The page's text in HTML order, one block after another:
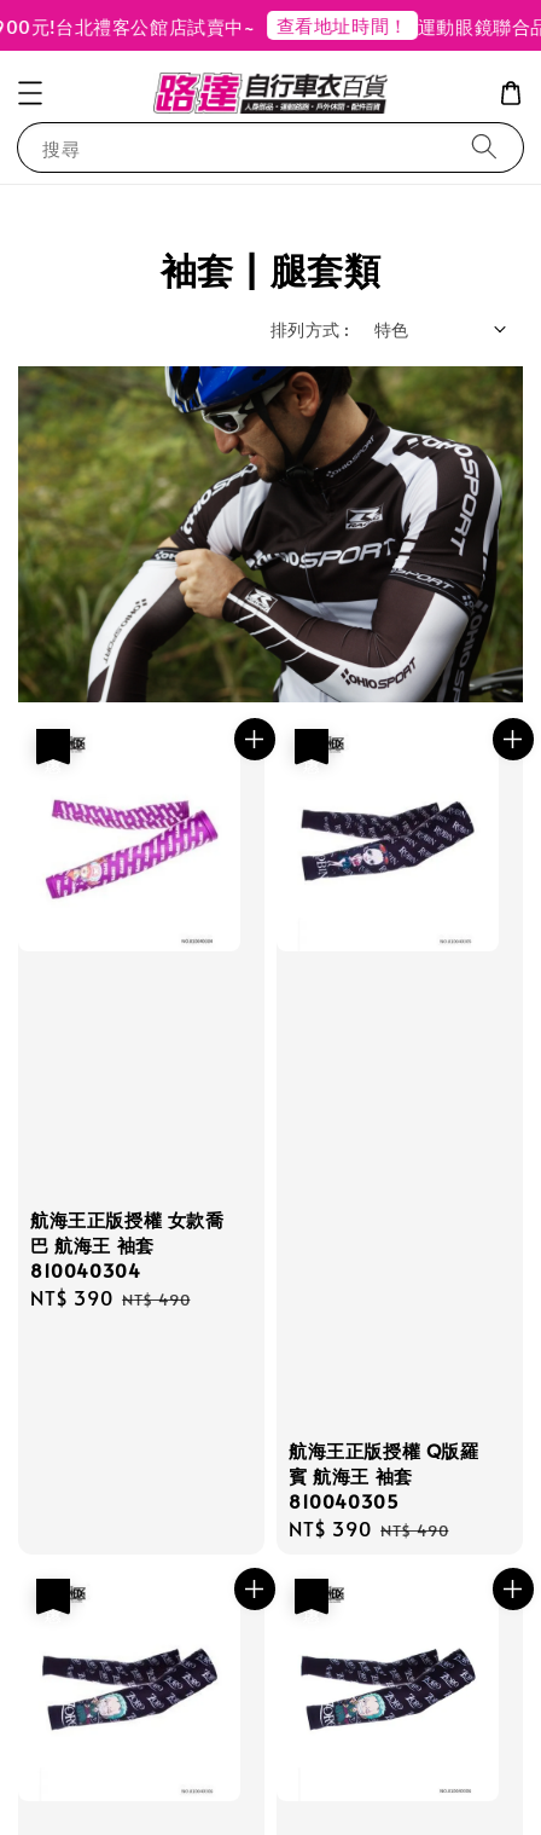
!台北禮客公館店試賣中~ 查看地址時間！ 運動眼鏡聯合品牌
搜尋
袖套 | 腿套類
排列方式 :
航海王正版授權 女款喬
巴 航海王 袖套
810040304
Sale
NT$ 390 Regular
NT$ 490
航海王正版授權 Q版羅
賓 航海王 袖套
810040305
Sale
NT$ 390 Regular
NT$ 490